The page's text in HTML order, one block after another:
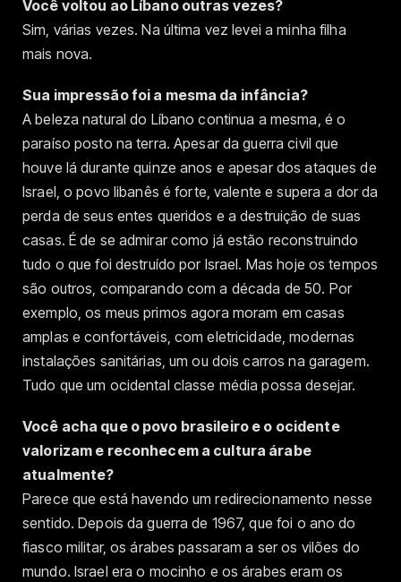
Você voltou ao Líbano outras vezes?
Sim, várias vezes. Na última vez levei a minha filha
mais nova.
Sua impressão foi a mesma da infância?
A beleza natural do Líbano continua a mesma, é o
paraíso posto na terra. Apesar da guerra civil que
houve lá durante quinze anos e apesar dos ataques de
Israel, o povo libanês é forte, valente e supera a dor da
perda de seus entes queridos e a destruição de suas
casas. É de se admirar como já estão reconstruindo
tudo o que foi destruído por Israel. Mas hoje os tempos
são outros, comparando com a década de 50. Por
exemplo, os meus primos agora moram em casas
amplas e confortáveis, com eletricidade, modernas
instalações sanitárias, um ou dois carros na garagem.
Tudo que um ocidental classe média possa desejar.
Você acha que o povo brasileiro e o ocidente
valorizam e reconhecem a cultura árabe
atualmente?
Parece que está havendo um redirecionamento nesse
sentido. Depois da guerra de 1967, que foi o ano do
fiasco militar, os árabes passaram a ser os vilões do
mundo. Israel era o mocinho e os árabes eram os